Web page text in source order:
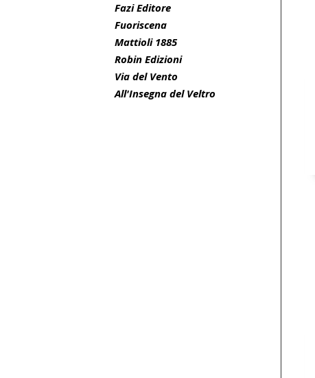
Fazi Editore
Fuoriscena
Mattioli 1885
Robin Edizioni
Via del Vento
All'Insegna del Veltro